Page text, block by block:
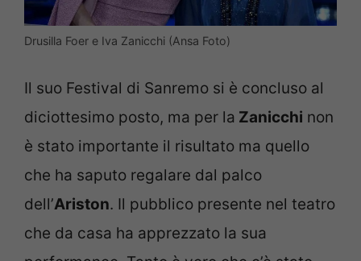
Drusilla Foer e Iva Zanicchi (Ansa Foto)
Il suo Festival di Sanremo si è concluso al
diciottesimo posto, ma per la Zanicchi non
è stato importante il risultato ma quello
che ha saputo regalare dal palco
dell’Ariston. Il pubblico presente nel teatro
che da casa ha apprezzato la sua